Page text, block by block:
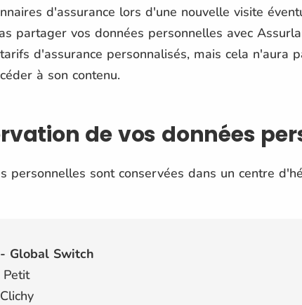
d'assurance lors d'une nouvelle visite
partager vos données personnelles avec
d'assurance personnalisés, mais cela n'aura
à son contenu.
de vos données
personnelles sont conservées dans un centre
Global Switch